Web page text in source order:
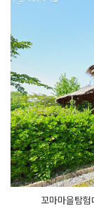
꼬마마을탐